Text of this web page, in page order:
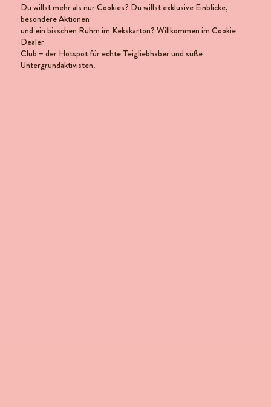
Du willst mehr als nur Cookies? Du willst exklusive Einblicke,
besondere Aktionen
und ein bisschen Ruhm im Kekskarton? Willkommen im Cookie
Dealer
Club – der Hotspot für echte Teigliebhaber und süße
Untergrundaktivisten.